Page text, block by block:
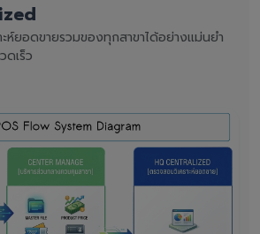
ะห์ยอดขายรวมของทุกสาขาได้อย่างแม่นยำ
ดเร็ว